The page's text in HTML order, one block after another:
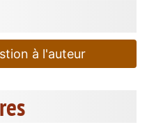
à l'auteur